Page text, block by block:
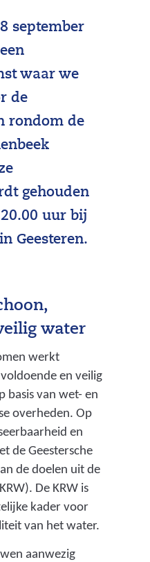
september
waar we
de
rondom de
gehouden
uur bij
Geesteren.
water
werkt
en veilig
basis van wet- en
overheden. Op
en
de Geestersche
de doelen uit de
De KRW is
kader voor
van het water.
aanwezig